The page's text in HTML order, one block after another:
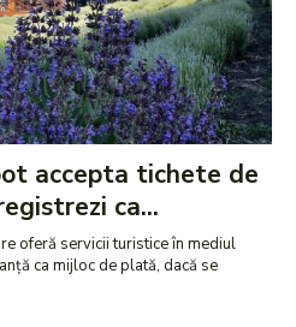
accepta tichete de
ca...
oferă servicii turistice în mediul
ca mijloc de plată, dacă se